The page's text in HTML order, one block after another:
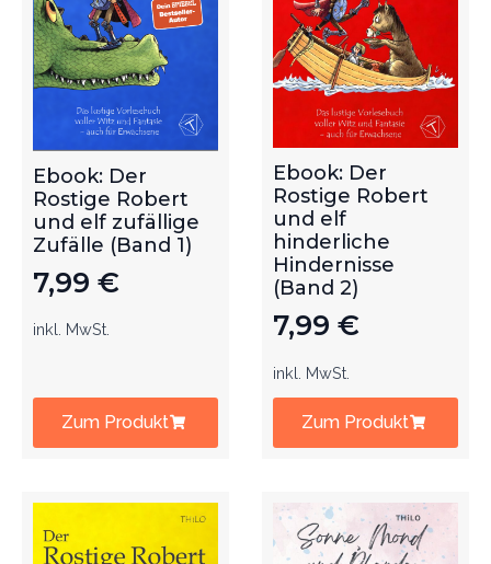
Ebook: Der
Rostige Robert
und elf zufällige
Zufälle (Band 1)
7,99 €
inkl. MwSt.
Zum Produkt
Ebook: Der
Rostige Robert
und elf
hinderliche
Hindernisse
(Band 2)
7,99 €
inkl. MwSt.
Zum Produkt